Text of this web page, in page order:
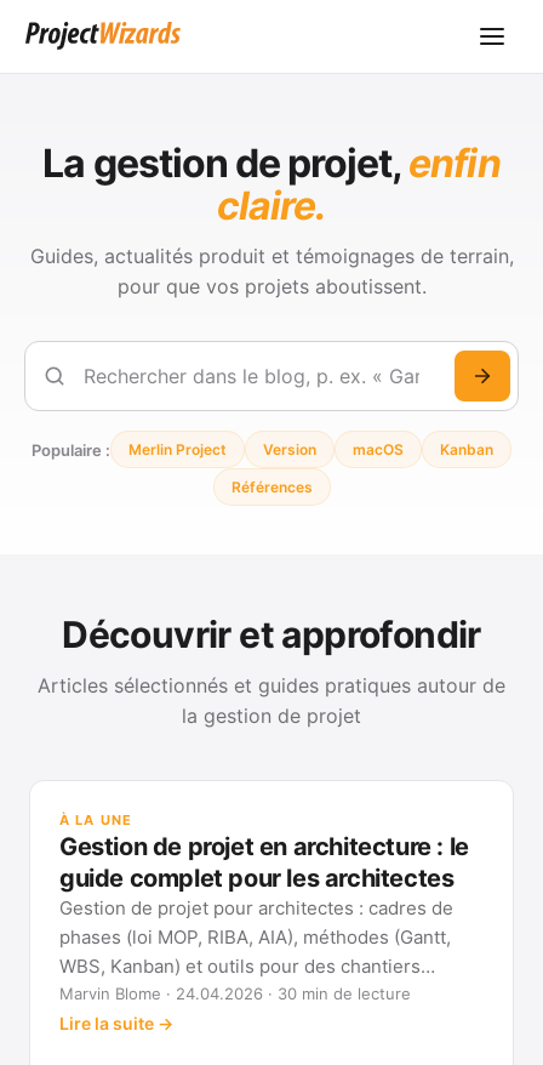
La gestion de projet,enfin
claire.
Guides, actualités produit et témoignages de terrain,
pour que vos projets aboutissent.
Rechercher
Populaire : Merlin Project Version macOS Kanban
Références
Découvrir et approfondir
Articles sélectionnés et guides pratiques autour de
la gestion de projet
À LA UNE
Gestion de projet en architecture : le
guide complet pour les architectes
Gestion de projet pour architectes : cadres de
phases (loi MOP, RIBA, AIA), méthodes (Gantt,
WBS, Kanban) et outils pour des chantiers
réellement pilotables.
Marvin Blome · 24.04.2026 · 30 min de lecture
Lire la suite →